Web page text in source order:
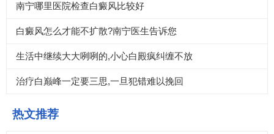
南宁哪里医院检查白癜风比较好
白癜风怎么才能不扩散?南宁医生告诉您
生活中继续大大咧咧的,小心白殿疯纠缠不放
治疗白巅峰一定要三思,一旦犯错难以挽回
热文推荐